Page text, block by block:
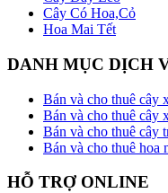
Cây Có Hoa,Cỏ
Hoa Mai Tết
DANH MỤC DỊCH
Bán và cho thuê cây
Bán và cho thuê cây
Bán và cho thuê cây
Bán và cho thuê hoa
HỖ TRỢ ONLINE